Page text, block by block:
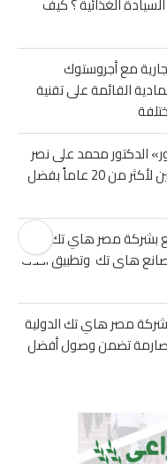
مع أجروستوك
السمادية القائمة على تقنية
الدكتور محمد على نصر
هجين الذرة 2031 حافظ على ثقة المزارعين لأكثر من 20 عاماً بفضل
بشركة مصر هاي تك
مصانع هاى تك وتطبيق أحدث
بشركة مصر هاي تك الدولية
صارمة تضمن وصول أفضل